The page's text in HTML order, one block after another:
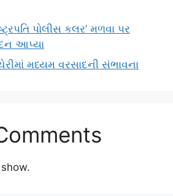
પોલીસ કલર’ મળવા પર
આપ્યા
મધ્યમ વરસાદની સંભાવના